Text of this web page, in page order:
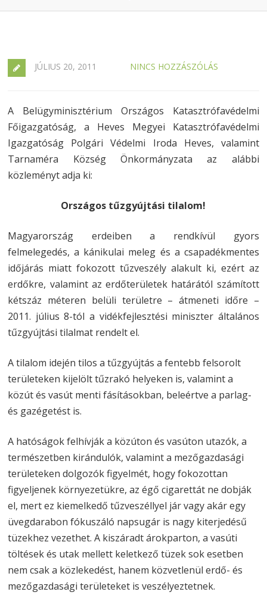
JÚLIUS 20, 2011 NINCS HOZZÁSZÓLÁS
A Belügyminisztérium Országos Katasztrófavédelmi
Főigazgatóság, a Heves Megyei Katasztrófavédelmi
Igazgatóság Polgári Védelmi Iroda Heves, valamint
Tarnaméra Község Önkormányzata az alábbi
közleményt adja ki:
Országos tűzgyújtási tilalom!
Magyarország erdeiben a rendkívül gyors
felmelegedés, a kánikulai meleg és a csapadékmentes
időjárás miatt fokozott tűzveszély alakult ki, ezért az
erdőkre, valamint az erdőterületek határától számított
kétszáz méteren belüli területre – átmeneti időre –
2011. július 8-tól a vidékfejlesztési miniszter általános
tűzgyújtási tilalmat rendelt el.
A tilalom idején tilos a tűzgyújtás a fentebb felsorolt
területeken kijelölt tűzrakó helyeken is, valamint a
közút és vasút menti fásításokban, beleértve a parlag-
és gazégetést is.
A hatóságok felhívják a közúton és vasúton utazók, a
természetben kirándulók, valamint a mezőgazdasági
területeken dolgozók figyelmét, hogy fokozottan
figyeljenek környezetükre, az égő cigarettát ne dobják
el, mert ez kiemelkedő tűzveszéllyel jár vagy akár egy
üvegdarabon fókuszáló napsugár is nagy kiterjedésű
tüzekhez vezethet. A kiszáradt árokparton, a vasúti
töltések és utak mellett keletkező tüzek sok esetben
nem csak a közlekedést, hanem közvetlenül erdő- és
mezőgazdasági területeket is veszélyeztetnek.